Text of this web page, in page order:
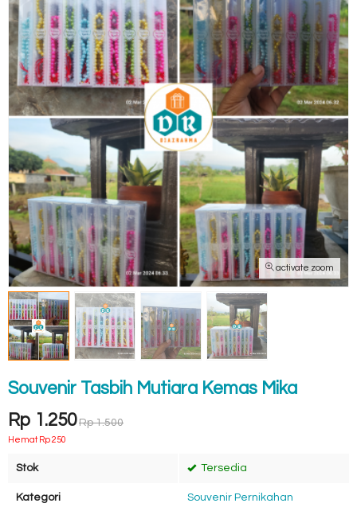
activate zoom
Souvenir Tasbih Mutiara Kemas Mika
Rp 1.250 Rp 1.500
Hemat Rp 250
Stok Tersedia
Kategori Souvenir Pernikahan